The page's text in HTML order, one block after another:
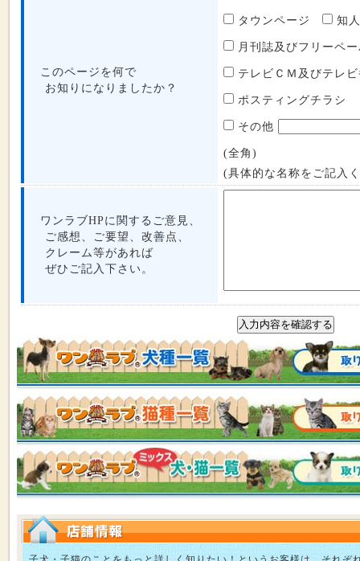
このページを何で
お知りになりましたか？
タウンページ 知
月刊誌及びフリー
テレビＣＭ及びテ
ポスティングチラシ
その他
(全角)
(具体的な名称をご記入
ワンラブHPに関するご意見、
ご感想、ご要望、改善点、
クレーム等があれば
ぜひご記入下さい。